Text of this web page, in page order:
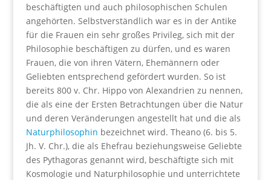
beschäftigten und auch philosophischen Schulen
angehörten. Selbstverständlich war es in der Antike
für die Frauen ein sehr großes Privileg, sich mit der
Philosophie beschäftigen zu dürfen, und es waren
Frauen, die von ihren Vätern, Ehemännern oder
Geliebten entsprechend gefördert wurden. So ist
bereits 800 v. Chr. Hippo von Alexandrien zu nennen,
die als eine der Ersten Betrachtungen über die Natur
und deren Veränderungen angestellt hat und die als
Naturphilosophin bezeichnet wird. Theano (6. bis 5.
Jh. V. Chr.), die als Ehefrau beziehungsweise Geliebte
des Pythagoras genannt wird, beschäftigte sich mit
Kosmologie und Naturphilosophie und unterrichtete